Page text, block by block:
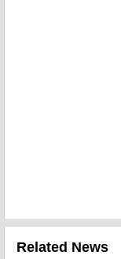
Related News